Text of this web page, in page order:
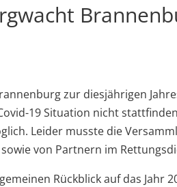
zur diesjährigen
19 Situation nicht
Leider musste die
von Partnern im
Rückblick auf das Jahr